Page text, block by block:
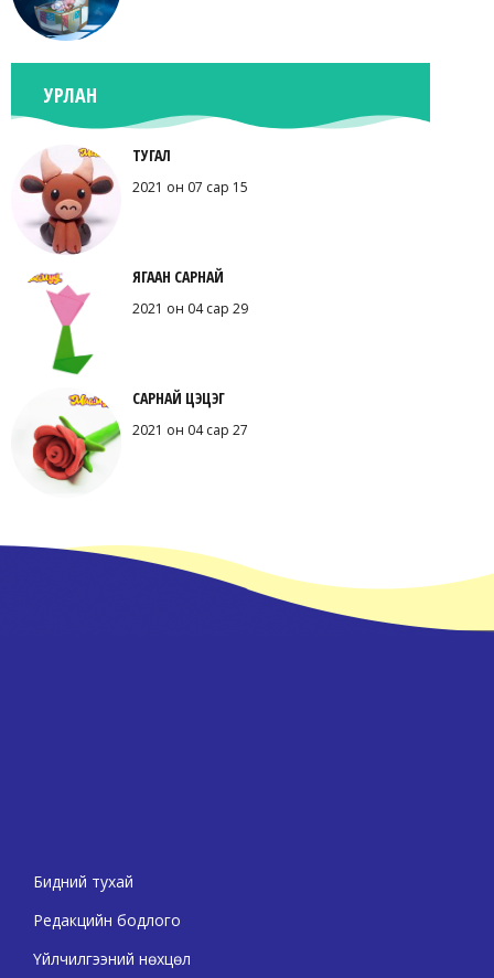
УРЛАН
ТУГАЛ
2021 он 07 сар 15
ЯГААН САРНАЙ
2021 он 04 сар 29
САРНАЙ ЦЭЦЭГ
2021 он 04 сар 27
Бидний тухай
Редакцийн бодлого
Үйлчилгээний нөхцөл